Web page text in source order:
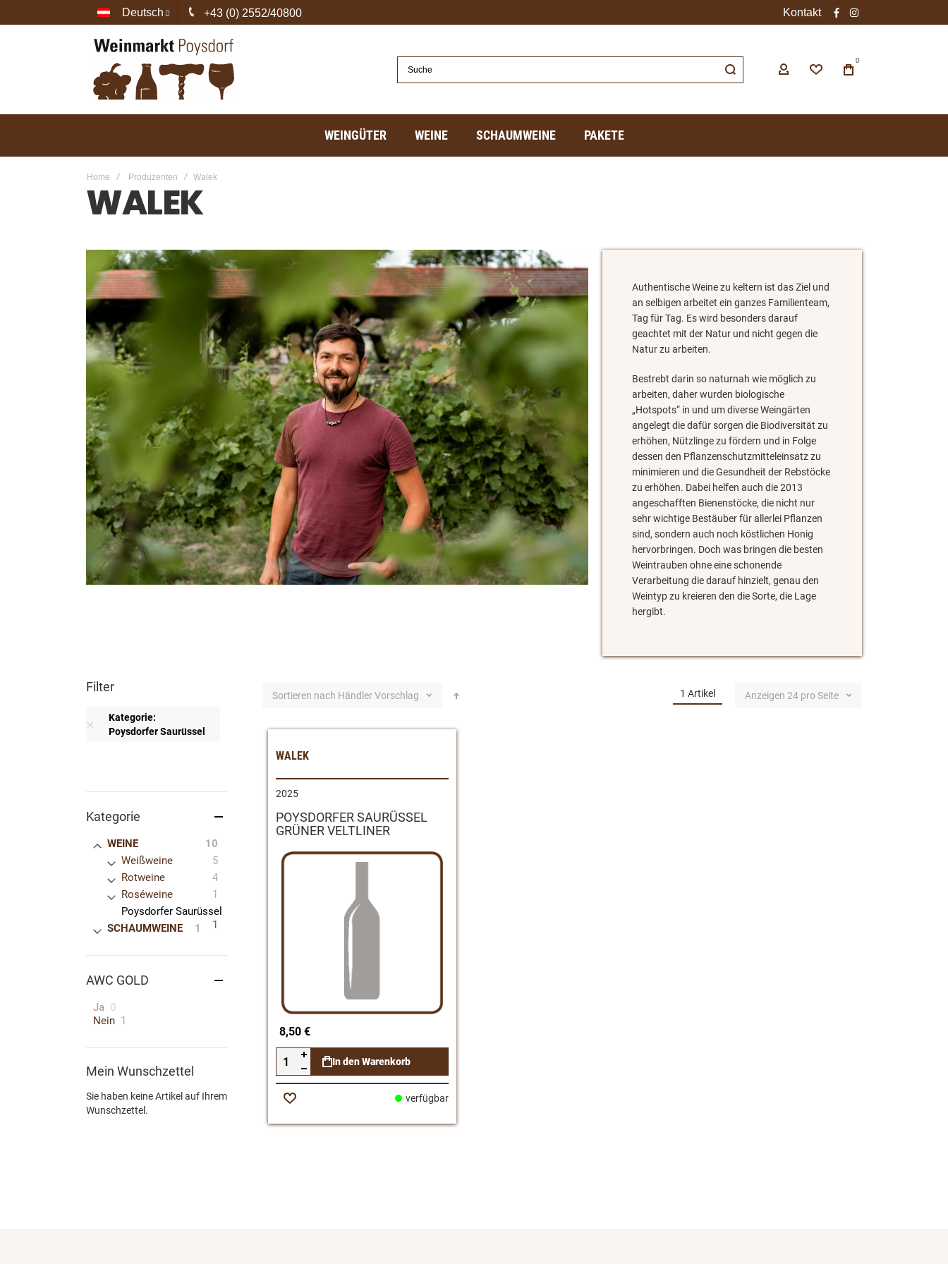
Deutsch +43 (0) 2552/40800 Kontakt
facebookinstagram
0
WEINGÜTER WEINE SCHAUMWEINE PAKETE
Home Produzenten Walek
WALEK
Authentische Weine zu keltern ist das Ziel und
an selbigen arbeitet ein ganzes Familienteam,
Tag für Tag. Es wird besonders darauf
geachtet mit der Natur und nicht gegen die
Natur zu arbeiten.
Bestrebt darin so naturnah wie möglich zu
arbeiten, daher wurden biologische
„Hotspots“ in und um diverse Weingärten
angelegt die dafür sorgen die Biodiversität zu
erhöhen, Nützlinge zu fördern und in Folge
dessen den Pflanzenschutzmitteleinsatz zu
minimieren und die Gesundheit der Rebstöcke
zu erhöhen. Dabei helfen auch die 2013
angeschafften Bienenstöcke, die nicht nur
sehr wichtige Bestäuber für allerlei Pflanzen
sind, sondern auch noch köstlichen Honig
hervorbringen. Doch was bringen die besten
Weintrauben ohne eine schonende
Verarbeitung die darauf hinzielt, genau den
Weintyp zu kreieren den die Sorte, die Lage
hergibt.
Sortieren nach Händler Vorschlag 1 Artikel Anzeigen 24 pro Seite
WALEK
2025
POYSDORFER SAURÜSSEL
GRÜNER VELTLINER
8,50 €
In den Warenkorb
Zur
verfügbar
Filter
Kategorie
Poysdorfer Saurüssel
Kategorie
WEINE 10
Artikel
Weißweine
5
Artikel
Rotweine
4
Artikel
Roséweine
1
Artikel
Poysdorfer Saurüssel
1
Artikel
SCHAUMWEINE 1
Artikel
AWC GOLD
Ja 0
Artikel
Nein 1
Artikel
Mein Wunschzettel
Sie haben keine Artikel auf Ihrem
Wunschzettel.